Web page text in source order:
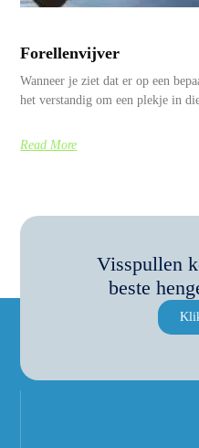
Forellenvijver
Wanneer je ziet dat er op een
het verstandig om een plekje in
Read More
Visspullen
beste